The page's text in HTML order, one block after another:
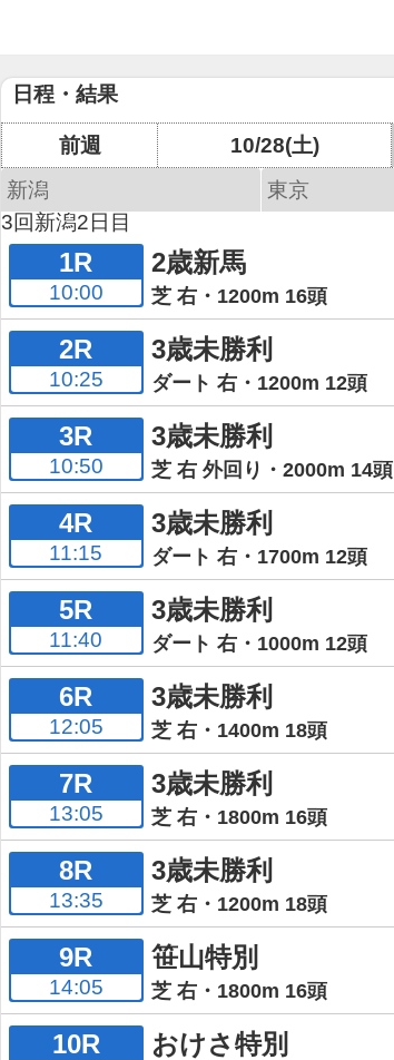
日程・結果
前週 10/28(土)
新潟
東京
3回新潟2日目
1R
10:00
2歳新馬
芝 右・1200m 16頭
2R
10:25
3歳未勝利
ダート 右・1200m 12頭
3R
10:50
3歳未勝利
芝 右 外回り・2000m 14頭
4R
11:15
3歳未勝利
ダート 右・1700m 12頭
5R
11:40
3歳未勝利
ダート 右・1000m 12頭
6R
12:05
3歳未勝利
芝 右・1400m 18頭
7R
13:05
3歳未勝利
芝 右・1800m 16頭
8R
13:35
3歳未勝利
芝 右・1200m 18頭
9R
14:05
笹山特別
芝 右・1800m 16頭
10R おけさ特別